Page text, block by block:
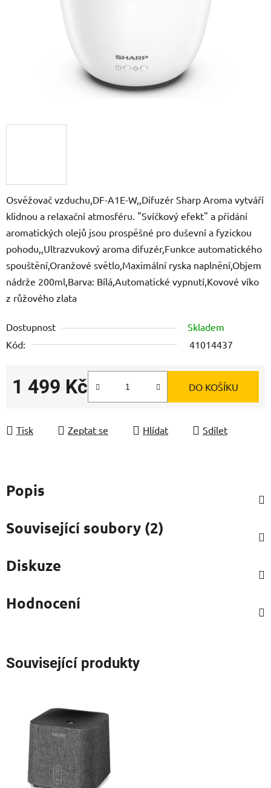
Osvěžovač vzduchu,DF-A1E-W,,Difuzér Sharp Aroma vytváří
klidnou a relaxační atmosféru. "Svíčkový efekt" a přidání
aromatických olejů jsou prospěšné pro duševní a fyzickou
pohodu,,Ultrazvukový aroma difuzér,Funkce automatického
spouštění,Oranžové světlo,Maximální ryska naplnění,Objem
nádrže 200ml,Barva: Bílá,Automatické vypnutí,Kovové víko
z růžového zlata
Dostupnost
Skladem
Kód:
41014437
1 499 Kč DO KOŠÍKU
Tisk Zeptat se Hlídat Sdílet
Popis
Související soubory (2)
Diskuze
Hodnocení
Související produkty